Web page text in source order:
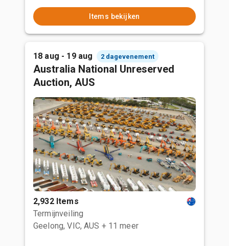
Items bekijken
18 aug - 19 aug 2 dagevenement
Australia National Unreserved
Auction, AUS
2,932 Items
Termijnveiling
Geelong, VIC, AUS + 11 meer